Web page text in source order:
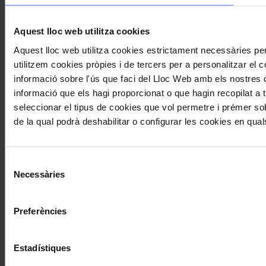
Aquest lloc web utilitza cookies
Aquest lloc web utilitza cookies estrictament necessàries
utilitzem cookies pròpies i de tercers per a personalitzar el
informació sobre l'ús que faci del Lloc Web amb els
informació que els hagi proporcionat o que hagin recopilat
seleccionar el tipus de cookies que vol permetre i prémer
de la qual podrà deshabilitar o configurar les cookies en
Necessàries
Preferències
Estadístiques